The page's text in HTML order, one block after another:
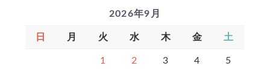
2026年9月
日 月 火 水 木 金 土
1 2 3 4 5